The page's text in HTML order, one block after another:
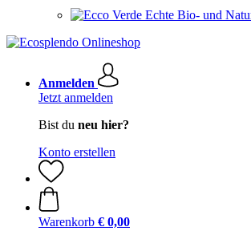
Echte Bio- und
Anmelden
Jetzt anmelden
Bist du neu hier?
Konto erstellen
Warenkorb € 0,00